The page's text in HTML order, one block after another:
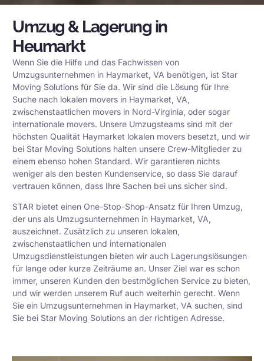
Umzug & Lagerung in
Heumarkt
Wenn Sie die Hilfe und das Fachwissen von
Umzugsunternehmen in Haymarket, VA benötigen, ist Star
Moving Solutions für Sie da. Wir sind die Lösung für Ihre
Suche nach lokalen movers in Haymarket, VA,
zwischenstaatlichen movers in Nord-Virginia, oder sogar
internationale movers. Unsere Umzugsteams sind mit der
höchsten Qualität Haymarket lokalen movers besetzt, und wir
bei Star Moving Solutions halten unsere Crew-Mitglieder zu
einem ebenso hohen Standard. Wir garantieren nichts
weniger als den besten Kundenservice, so dass Sie darauf
vertrauen können, dass Ihre Sachen bei uns sicher sind.
STAR bietet einen One-Stop-Shop-Ansatz für Ihren Umzug,
der uns als Umzugsunternehmen in Haymarket, VA,
auszeichnet. Zusätzlich zu unseren lokalen,
zwischenstaatlichen und internationalen
Umzugsdienstleistungen bieten wir auch Lagerungslösungen
für lange oder kurze Zeiträume an. Unser Ziel war es schon
immer, unseren Kunden den bestmöglichen Service zu bieten,
und wir werden unserem Ruf auch weiterhin gerecht. Wenn
Sie ein Umzugsunternehmen in Haymarket, VA suchen, sind
Sie bei Star Moving Solutions an der richtigen Adresse.